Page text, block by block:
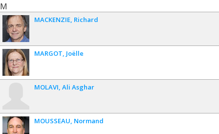
M
MACKENZIE Richard
MARGOT Joëlle
MOLAVI Ali Asghar
MOUSSEAU Normand